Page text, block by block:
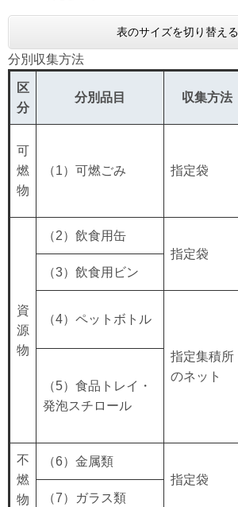
表のサイズを切り替える
分別収集方法
区
分
分別品目 収集方法
可
燃
物
（1）可燃ごみ 指定袋
資
源
物
（2）飲食用缶
指定袋
（3）飲食用ビン
（4）ペットボトル
指定集積所
のネット
（5）食品トレイ・
発泡スチロール
不
燃
物
（6）金属類
指定袋
（7）ガラス類